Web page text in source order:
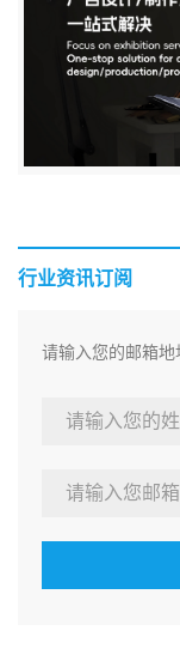
行业资讯订阅
请输入您的邮箱地